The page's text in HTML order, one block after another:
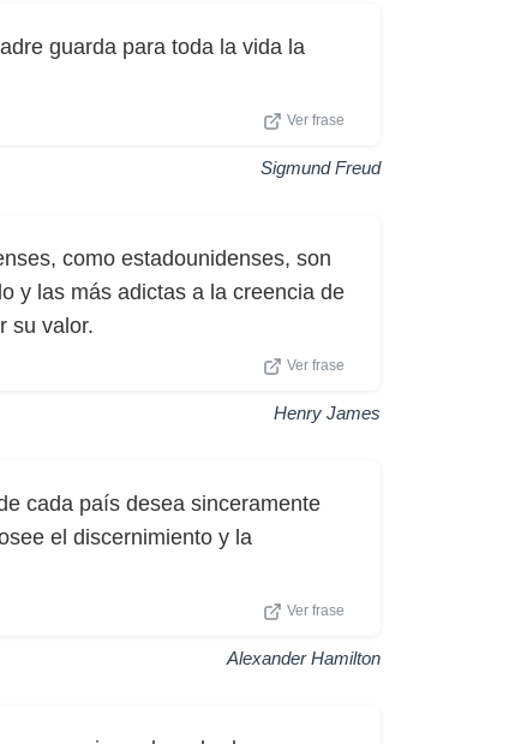
guarda para toda la vida la
Ver frase
Sigmund Freud
como estadounidenses, son
y las más adictas a la creencia de
su valor.
Ver frase
Henry James
cada país desea sinceramente
el discernimiento y la
Ver frase
Alexander Hamilton